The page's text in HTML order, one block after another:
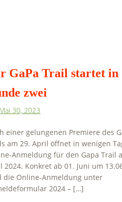
GaPa Trail startet in
zwei
Mai 30, 2023
einer gelungenen Premiere des
am 29. April öffnet in wenigen
Anmeldung für den Gapa Trail
2024. Konkret ab 01. Juni um
die Online-Anmeldung unter
2024 – […]